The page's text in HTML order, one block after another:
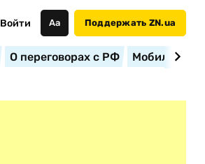
Войти Аа Поддержать ZN.ua
О переговорах с РФ